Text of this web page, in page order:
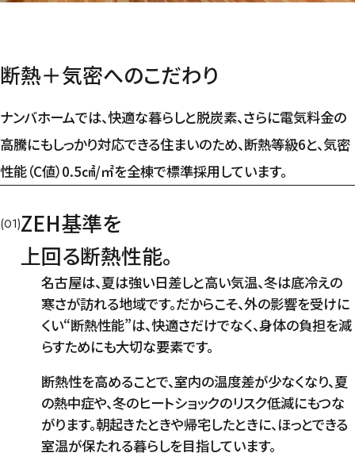
断熱＋気密へのこだわり
ナンバホームでは、快適な暮らしと脱炭素、さらに電気料金の
高騰にもしっかり対応できる住まいのため、断熱等級6と、気密
性能（C値）0.5㎠/㎡を全棟で標準採用しています。
(01)ZEH基準を
上回る断熱性能。
名古屋は、夏は強い日差しと高い気温、冬は底冷えの
寒さが訪れる地域です。だからこそ、外の影響を受けに
くい“断熱性能”は、快適さだけでなく、身体の負担を減
らすためにも大切な要素です。
断熱性を高めることで、室内の温度差が少なくなり、夏
の熱中症や、冬のヒートショックのリスク低減にもつな
がります。朝起きたときや帰宅したときに、ほっとできる
室温が保たれる暮らしを目指しています。